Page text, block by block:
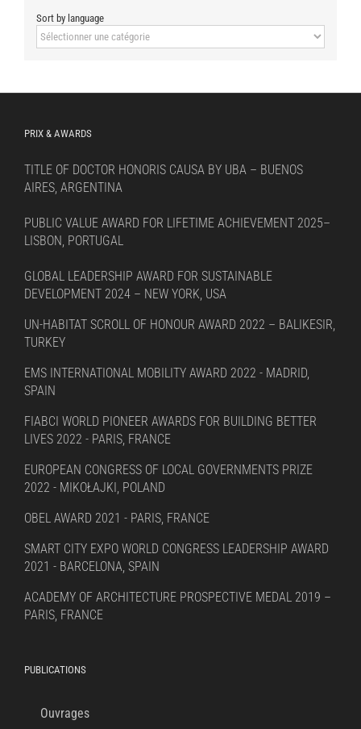
Sort by language
Sort
by
PRIX & AWARDS
TITLE OF DOCTOR HONORIS CAUSA BY UBA – BUENOS
AIRES, ARGENTINA
PUBLIC VALUE AWARD FOR LIFETIME ACHIEVEMENT 2025–
LISBON, PORTUGAL
GLOBAL LEADERSHIP AWARD FOR SUSTAINABLE
DEVELOPMENT 2024 – NEW YORK, USA
UN-HABITAT SCROLL OF HONOUR AWARD 2022 – BALIKESIR,
TURKEY
EMS INTERNATIONAL MOBILITY AWARD 2022 - MADRID,
SPAIN
FIABCI WORLD PIONEER AWARDS FOR BUILDING BETTER
LIVES 2022 - PARIS, FRANCE
EUROPEAN CONGRESS OF LOCAL GOVERNMENTS PRIZE
2022 - MIKOŁAJKI, POLAND
OBEL AWARD 2021 - PARIS, FRANCE
SMART CITY EXPO WORLD CONGRESS LEADERSHIP AWARD
2021 - BARCELONA, SPAIN
ACADEMY OF ARCHITECTURE PROSPECTIVE MEDAL 2019 –
PARIS, FRANCE
PUBLICATIONS
Ouvrages